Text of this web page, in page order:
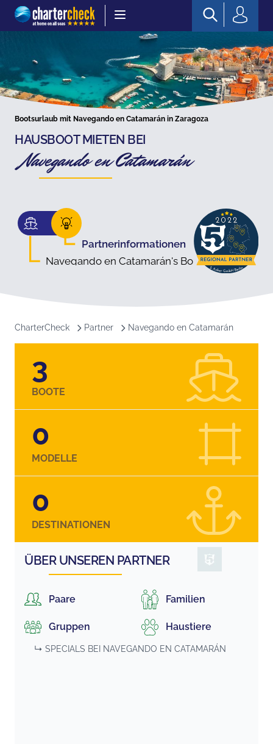
Chartercheck
Bootsurlaub mit Navegando en Catamarán in Zaragoza
HAUSBOOT MIETEN BEI
Navegando en Catamarán
Partnerinformationen
Navegando en Catamarán's Boote
CharterCheck Partner Navegando en Catamarán
3
BOOTE
0
MODELLE
0
DESTINATIONEN
ÜBER UNSEREN PARTNER
Paare Familien
Gruppen Haustiere
↳ SPECIALS BEI NAVEGANDO EN CATAMARÁN